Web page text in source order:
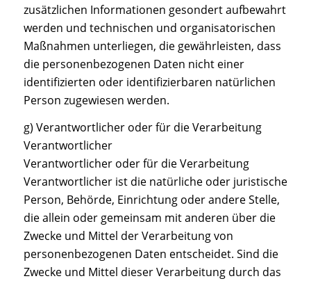
zusätzlichen Informationen gesondert aufbewahrt
werden und technischen und organisatorischen
Maßnahmen unterliegen, die gewährleisten, dass
die personenbezogenen Daten nicht einer
identifizierten oder identifizierbaren natürlichen
Person zugewiesen werden.
g) Verantwortlicher oder für die Verarbeitung
Verantwortlicher
Verantwortlicher oder für die Verarbeitung
Verantwortlicher ist die natürliche oder juristische
Person, Behörde, Einrichtung oder andere Stelle,
die allein oder gemeinsam mit anderen über die
Zwecke und Mittel der Verarbeitung von
personenbezogenen Daten entscheidet. Sind die
Zwecke und Mittel dieser Verarbeitung durch das